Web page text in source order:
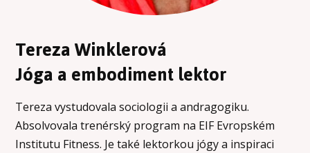
Tereza Winklerová
Jóga a embodiment lektor
Tereza vystudovala sociologii a andragogiku.
Absolvovala trenérský program na EIF Evropském
Institutu Fitness. Je také lektorkou jógy a inspiraci